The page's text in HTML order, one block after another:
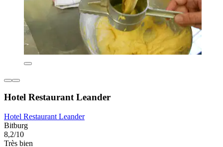
Hotel Restaurant Leander
Hotel Restaurant Leander
Bitburg
8,2/10
Très bien